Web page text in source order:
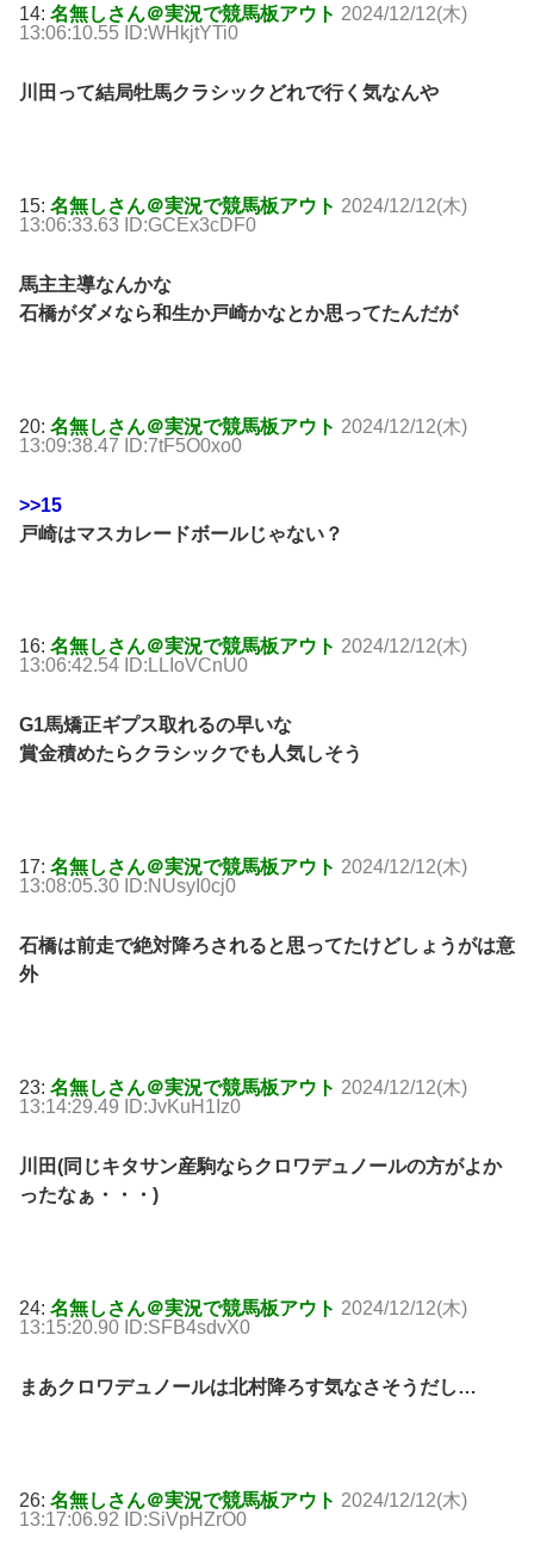
14: 名無しさん＠実況で競馬板アウト 2024/12/12(木)
13:06:10.55 ID:WHkjtYTi0
川田って結局牡馬クラシックどれで行く気なんや
15: 名無しさん＠実況で競馬板アウト 2024/12/12(木)
13:06:33.63 ID:GCEx3cDF0
馬主主導なんかな
石橋がダメなら和生か戸崎かなとか思ってたんだが
20: 名無しさん＠実況で競馬板アウト 2024/12/12(木)
13:09:38.47 ID:7tF5O0xo0
>>15
戸崎はマスカレードボールじゃない？
16: 名無しさん＠実況で競馬板アウト 2024/12/12(木)
13:06:42.54 ID:LLIoVCnU0
G1馬矯正ギプス取れるの早いな
賞金積めたらクラシックでも人気しそう
17: 名無しさん＠実況で競馬板アウト 2024/12/12(木)
13:08:05.30 ID:NUsyI0cj0
石橋は前走で絶対降ろされると思ってたけどしょうがは意
外
23: 名無しさん＠実況で競馬板アウト 2024/12/12(木)
13:14:29.49 ID:JvKuH1Iz0
川田(同じキタサン産駒ならクロワデュノールの方がよか
ったなぁ・・・)
24: 名無しさん＠実況で競馬板アウト 2024/12/12(木)
13:15:20.90 ID:SFB4sdvX0
まあクロワデュノールは北村降ろす気なさそうだし…
26: 名無しさん＠実況で競馬板アウト 2024/12/12(木)
13:17:06.92 ID:SiVpHZrO0